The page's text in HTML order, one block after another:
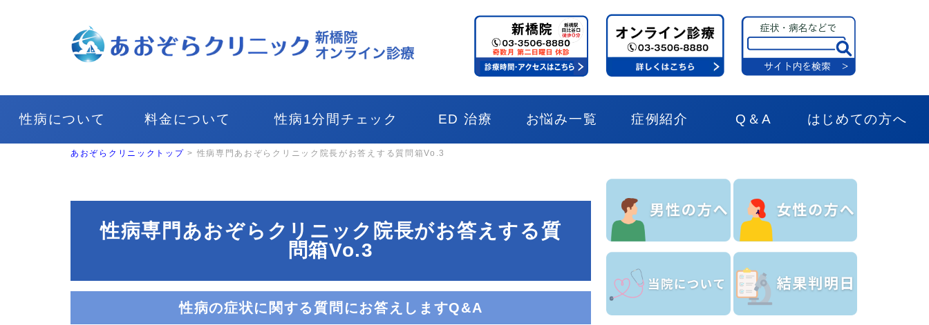
性病について 料金について 性病1分間チェック ED 治療 お悩み一覧 症例紹介 Q＆A はじめての方へ
あおぞらクリニックトップ > 性病専門あおぞらクリニック院長がお答えする質問箱Vo.3
性病専門あおぞらクリニック院長がお答えする質
問箱Vo.3
性病の症状に関する質問にお答えしますQ&A